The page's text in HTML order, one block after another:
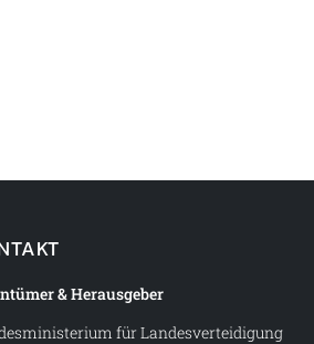
& Herausgeber
für Landesverteidigung